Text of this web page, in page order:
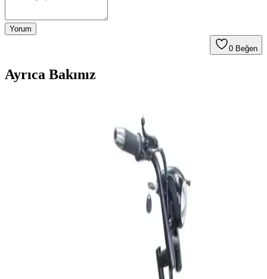
Yorum
0 Beğen
Ayrıca Bakınız
Sürdürülebilir ve Ekonomik Çözümler
Şarjlı motorlar, batarya teknolojileri ve gelişen kullanım alanlarıyla
şehir içi ulaşımda sürdürülebilir ve ekonomik çözümler sağlıyor.
Plaka İstemeyen Elektrikli Motorlar: Türkiye'de
Yasal Durum ve Teknolojik Avantajlar
Plaka istemeyen elektrikli motorlar, düşük hız ve güç sınırlarıyla
yasal kolaylık ve çevreci ulaşım sunuyor. Türkiye'deki mevzuat ve
popüler modellerle şehir içi ulaşımda pratik alternatifler sağlıyor.
Elektrikli Motorların Ehliyetsiz Kullanımı: Yasal